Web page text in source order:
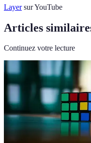
Layersur YouTube
Articles
Continuez votre lecture